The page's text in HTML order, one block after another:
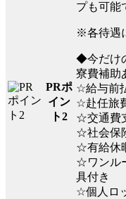
PRポ
イン
ト2
プも可能
※各待遇
◆今だけ
寮費補
☆給与前
☆赴任旅
☆交通費
☆社会保
☆有給休
☆ワンル
具付き
☆個人ロ